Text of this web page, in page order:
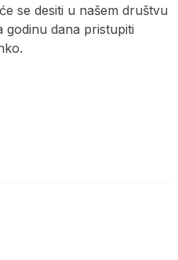
se desiti u našem društvu
godinu dana pristupiti